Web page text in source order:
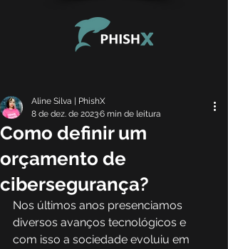
Como definir um
orçamento de
cibersegurança?
Aline Silva | PhishX
8 de dez. de 20236 min de leitura
Nos últimos anos presenciamos
diversos avanços tecnológicos e
com isso a sociedade evoluiu em